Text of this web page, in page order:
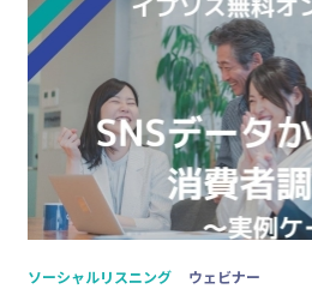
ソーシャルリスニング ウェビナー